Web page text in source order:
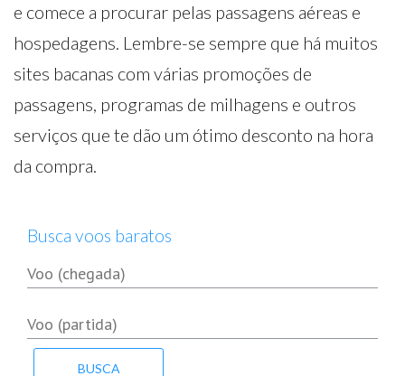
e comece a procurar pelas passagens aéreas e
hospedagens. Lembre-se sempre que há muitos
sites bacanas com várias promoções de
passagens, programas de milhagens e outros
serviços que te dão um ótimo desconto na hora
da compra.
Busca voos baratos